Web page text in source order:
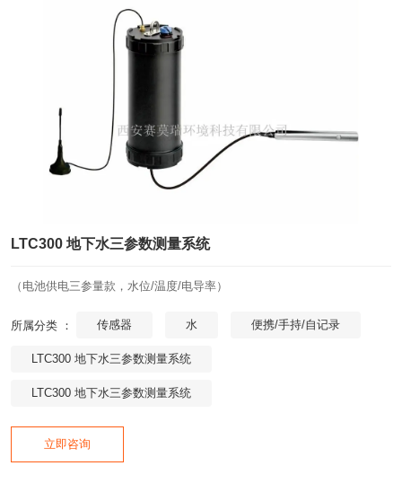
LTC300 地下水三参数测量系统
（电池供电三参量款，水位/温度/电导率）
所属分类 ： 传感器 水 便携/手持/自记录
LTC300 地下水三参数测量系统
LTC300 地下水三参数测量系统
立即咨询